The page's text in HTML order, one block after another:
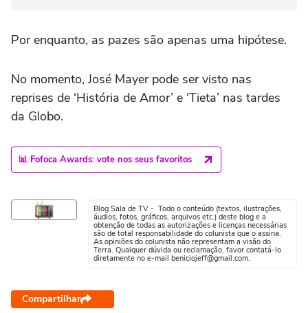
Por enquanto, as pazes são apenas uma hipótese.
No momento, José Mayer pode ser visto nas
reprises de ‘História de Amor’ e ‘Tieta’ nas tardes
da Globo.
📊 Fofoca Awards: vote nos seus favoritos
Blog Sala de TV - Todo o conteúdo (textos, ilustrações,
áudios, fotos, gráficos, arquivos etc.) deste blog e a
obtenção de todas as autorizações e licenças necessárias
são de total responsabilidade do colunista que o assina.
As opiniões do colunista não representam a visão do
Terra. Qualquer dúvida ou reclamação, favor contatá-lo
diretamente no e-mail beniciojeff@gmail.com.
Compartilhar